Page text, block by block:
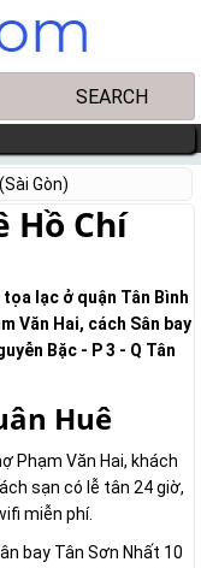
Gòn)
Hồ Chí
lạc ở quận Tân Bình
Văn Hai, cách Sân bay
Bặc - P 3 - Q Tân
Huê
Phạm Văn Hai, khách
sạn có lễ tân 24 giờ,
miễn phí.
bay Tân Sơn Nhất 10